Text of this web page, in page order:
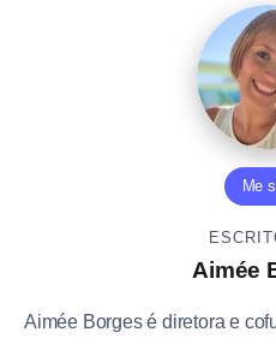
Me
Aimée
Aimée Borges é diretora e